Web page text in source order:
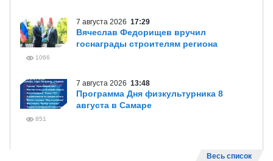
7 августа 2026 17:29
Вячеслав Федорищев вручил
госнаграды строителям региона
1066
7 августа 2026 13:48
Программа Дня физкультурника 8
августа в Самаре
851
Весь список